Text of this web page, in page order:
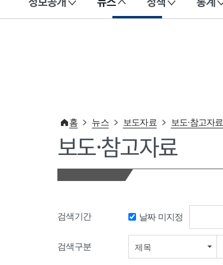
이 누리집은 대한민국 공식 전자정부 누리집입니다.
홈 뉴스 보도자료 보도·참고자료
보도·참고자료
검색기간 날짜 미지정
검색구분 제목